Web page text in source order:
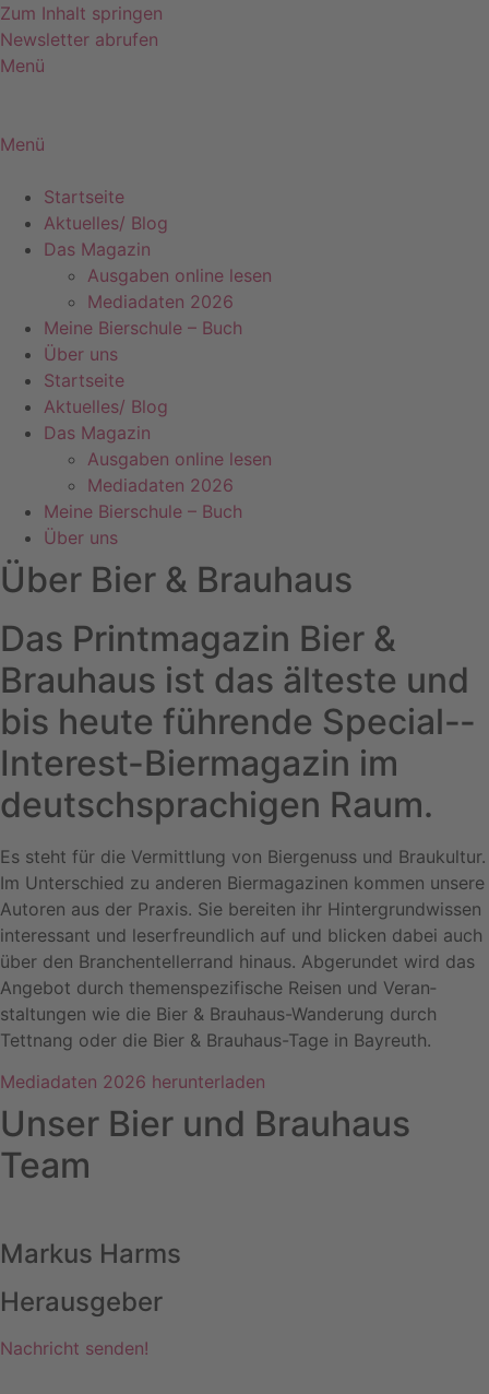
Zum Inhalt springen
Newsletter abrufen
Menü
Menü
Startseite
Aktuelles/ Blog
Das Magazin
Ausgaben online lesen
Mediadaten 2026
Meine Bierschule – Buch
Über uns
Startseite
Aktuelles/ Blog
Das Magazin
Ausgaben online lesen
Mediadaten 2026
Meine Bierschule – Buch
Über uns
Über Bier & Brauhaus
Das Printmagazin Bier &
Brauhaus ist das älteste und
bis heute führende Special-­
Interest-Biermagazin im
deutschsprachigen Raum.
Es steht für die Vermittlung von Bier­genuss und Braukultur.
Im Unterschied zu anderen Biermagazinen kommen unsere
Autoren aus der Praxis. Sie bereiten ihr Hintergrundwissen
interessant und leserfreundlich auf und blicken dabei auch
über den Branchentellerrand hinaus. Abgerundet wird das
Angebot durch themenspezifische Reisen und Veran­
staltungen wie die Bier & Brauhaus-Wanderung durch
Tettnang oder die Bier & Brauhaus-Tage in Bayreuth.
Mediadaten 2026 herunterladen
Unser Bier und Brauhaus
Team
Markus Harms
Herausgeber
Nachricht senden!